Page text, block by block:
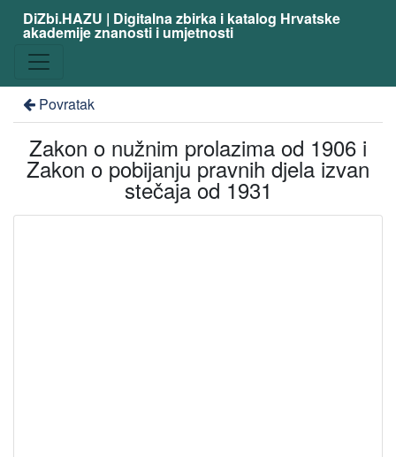
DiZbi.HAZU | Digitalna zbirka i katalog Hrvatske
akademije znanosti i umjetnosti
Povratak
Zakon o nužnim prolazima od 1906 i
Zakon o pobijanju pravnih djela izvan
stečaja od 1931